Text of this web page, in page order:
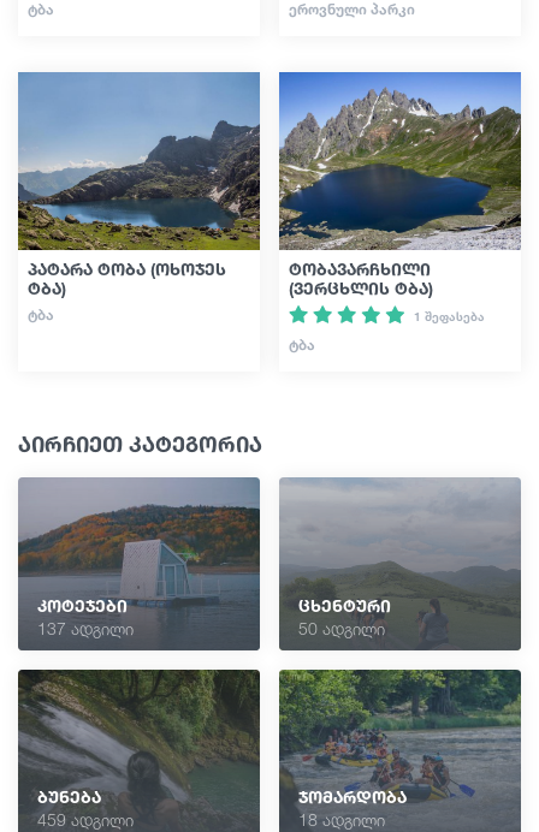
ტრანსპორტი
ივენთები
დაგეგმე მოგზაურობა
საქართველო
ᲢᲑᲐ ᲔᲠᲝᲕᲜᲣᲚᲘ ᲞᲐᲠᲙᲘ
პატარა ტობა (ოხოჯეს
ტბა)
ᲢᲑᲐ
ტობავარჩხილი
(ვერცხლის ტბა)
1 შეფასება
ᲢᲑᲐ
აირჩიეთ კატეგორია
კოტეჯები
137 ადგილი
ცხენტური
50 ადგილი
ბუნება
459 ადგილი
ჯომარდობა
18 ადგილი